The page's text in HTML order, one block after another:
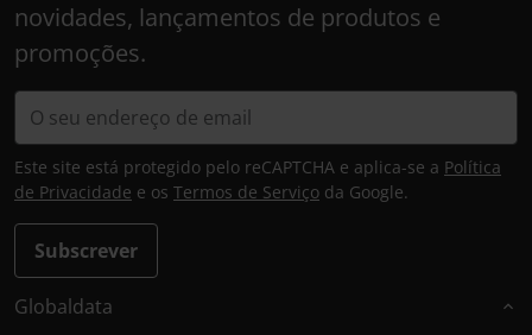
novidades, lançamentos de produtos e
promoções.
Subscrever
Este site está protegido pelo reCAPTCHA e aplica-se a Política
de Privacidade e os Termos de Serviço da Google.
Globaldata